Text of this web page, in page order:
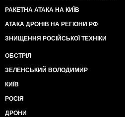
РАКЕТНА АТАКА НА КИЇВ
АТАКА ДРОНІВ НА РЕГІОНИ РФ
ЗНИЩЕННЯ РОСІЙСЬКОЇ ТЕХНІКИ
ОБСТРІЛ
ЗЕЛЕНСЬКИЙ ВОЛОДИМИР
КИЇВ
РОСІЯ
ДРОНИ